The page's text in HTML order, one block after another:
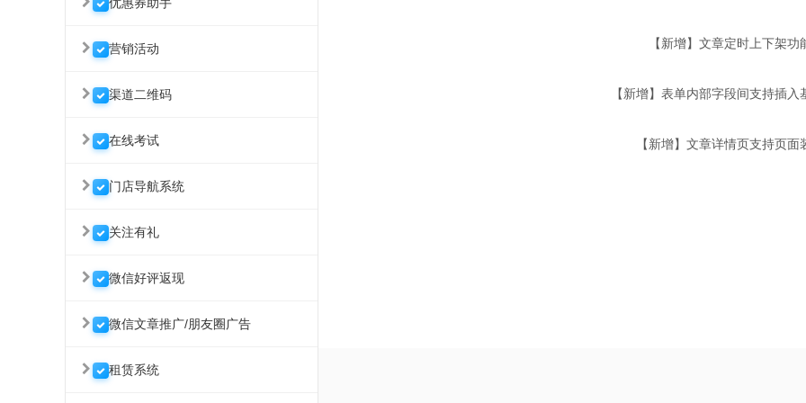
营销活动
渠道二维码
在线考试
门店导航系统
关注有礼
微信好评返现
微信文章推广/朋友圈广告
租赁系统
【新增】文章定时上下架功
【新增】表单内部字段间支持插入
【新增】文章详情页支持页面